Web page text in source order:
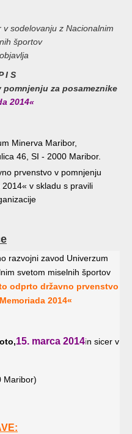
sodelovanju z Nacionalnim
športov
I S
za posameznike
2014«
Minerva Maribor,
46, SI - 2000 Maribor.
prvenstvo v pomnjenju
v skladu s pravili
razvojni zavod Univerzum
svetom miselnih športov
odprto državno prvenstvo
2014«
15. marca 2014in sicer v
Maribor)